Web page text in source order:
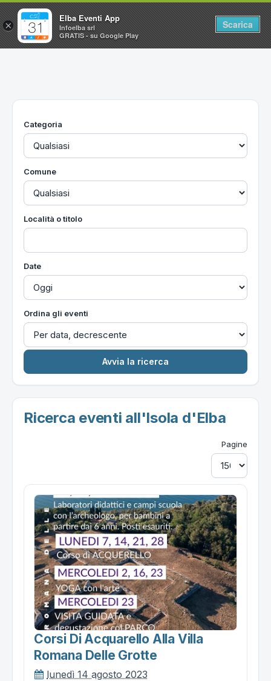
Home
Utilità
Categoria
Comune
Località o titolo
Date
Ordina gli eventi
Ricerca eventi all'Isola d'Elba
Pagine
Corsi Di Acquarello Alla Villa
Romana Delle Grotte
lunedì 14 agosto 2023
×
Elba Eventi App
Infoelba srl
GRATIS - su Google Play
Scarica